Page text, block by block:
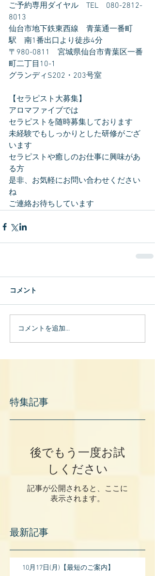
ご予約専用ダイヤル　TEL　080-2812-
8013
仙台市地下鉄東西線　青葉通一番町
駅　南1番出口より徒歩4分
〒980-0811　宮城県仙台市青葉区一番
町二丁目10-1
グランディS202・203号室
【セラピスト大募集】
アロマファイブでは
セラピストを随時募集しております
未経験でもしっかりとした研修がござ
います
セラピストや癒しのお仕事に興味があ
る方
是非、お気軽にお問い合わせください
ね
ご連絡お待ちしています
コメント
コメントを追加…
特集記事
後でもう一度お試
しください
記事が公開されると、ここに
表示されます。
最新記事
10月17日(月)【最短のご案内】